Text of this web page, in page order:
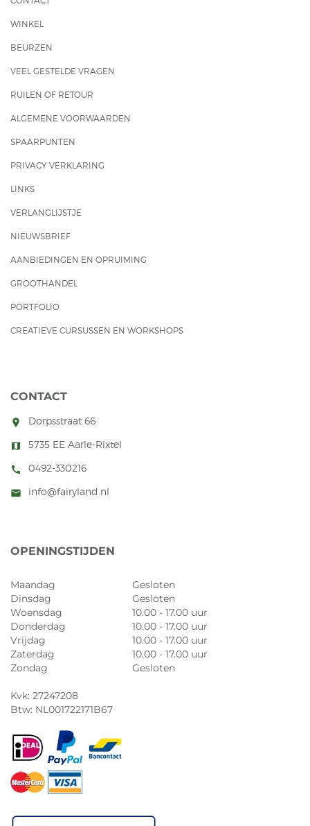
WINKEL
BEURZEN
VEEL GESTELDE VRAGEN
RUILEN OF RETOUR
ALGEMENE VOORWAARDEN
SPAARPUNTEN
PRIVACY VERKLARING
LINKS
VERLANGLIJSTJE
NIEUWSBRIEF
AANBIEDINGEN EN OPRUIMING
GROOTHANDEL
PORTFOLIO
CREATIEVE CURSUSSEN EN WORKSHOPS
CONTACT
room Dorpsstraat 66
map 5735 EE Aarle-Rixtel
call 0492-330216
mail info@fairyland.nl
OPENINGSTIJDEN
Maandag
Gesloten
Dinsdag
Gesloten
Woensdag
10.00 - 17.00 uur
Donderdag
10.00 - 17.00 uur
Vrijdag
10.00 - 17.00 uur
Zaterdag
10.00 - 17.00 uur
Zondag
Gesloten
Kvk: 27247208
Btw: NL001722171B67